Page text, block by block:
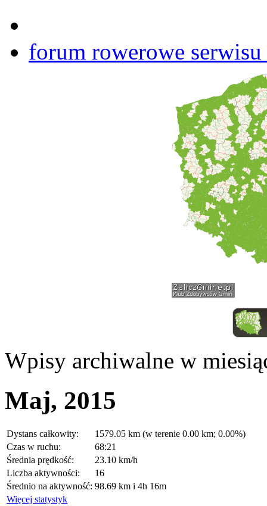
forum rowerowe
Wpisy archiwalne w
Maj, 2015
Dystans całkowity:
1579.05 km (w terenie 0.00 km; 0.00%)
Czas w ruchu:
68:21
Średnia prędkość:
23.10 km/h
Liczba aktywności:
16
Średnio na aktywność: 98.69 km i 4h 16m
Więcej statystyk